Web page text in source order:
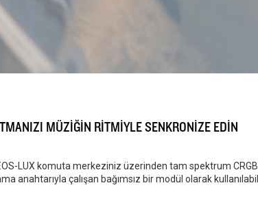
MÜZİĞİN RİTMİYLE SENKRONİZE EDİN
LUX komuta merkeziniz üzerinden tam spektrum
anahtarıyla çalışan bağımsız bir modül olarak